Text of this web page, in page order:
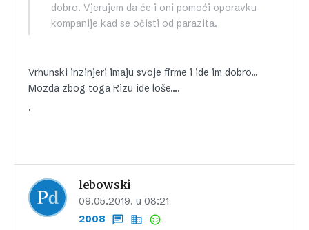
dobro. Vjerujem da će i oni pomoći oporavku
kompanije kad se očisti od parazita.
Vrhunski inzinjeri imaju svoje firme i ide im dobro…
Mozda zbog toga Rizu ide loše….
.
lebowski
09.05.2019. u 08:21
2008